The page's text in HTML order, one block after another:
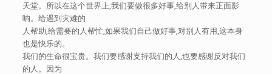
天堂。所以在这个世界上,我们要做很多好事,给别人带来正面影
响。给遇到灾难的
人帮助,给需要的人帮忙,如果我们自己做好事,对别人有用,这本身
也是快乐的。
我们的生命很宝贵。我们要感谢支持我们的人,也要感谢反对我们
的人。因为